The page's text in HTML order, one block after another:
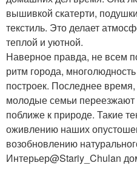
вышивкой скатерти,
текстиль. Это делает
теплой и уютной.
Наверное правда, не всем
ритм города,
построек. Последнее
молодые семьи переезжают
поближе к природе. Такие
оживлению наших
возобновлению
Интерьер@Stariy_Chulan